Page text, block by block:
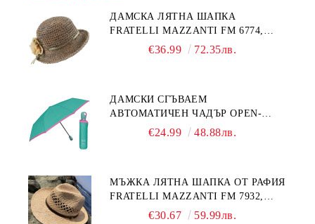
ДАМСКА ЛЯТНА ШАПКА
FRATELLI MAZZANTI FM 6774,
НАТУРАЛЕН/ЖЪЛТО ЦВЕТЕ
€36.99 72.35лв.
ДАМСКИ СГЪВАЕМ
АВТОМАТИЧЕН ЧАДЪР OPEN-
CLOSE | PERLETTI TECHNOLOGY
€24.99 48.88лв.
МЪЖКА ЛЯТНА ШАПКА ОТ РАФИЯ
FRATELLI MAZZANTI FM 7932,
НАТУРАЛЕН
€30.67 59.99лв.